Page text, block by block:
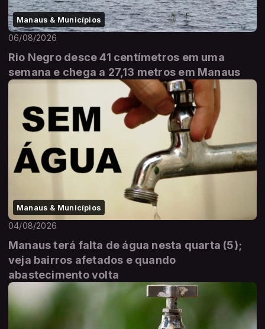
Manaus & Municípios
06/08/2026
Rio Negro desce 41 centímetros em uma
semana e chega a 27,13 metros em Manaus
Manaus & Municípios
04/08/2026
Manaus terá falta de água nesta quarta (5);
veja bairros afetados e quando
abastecimento volta